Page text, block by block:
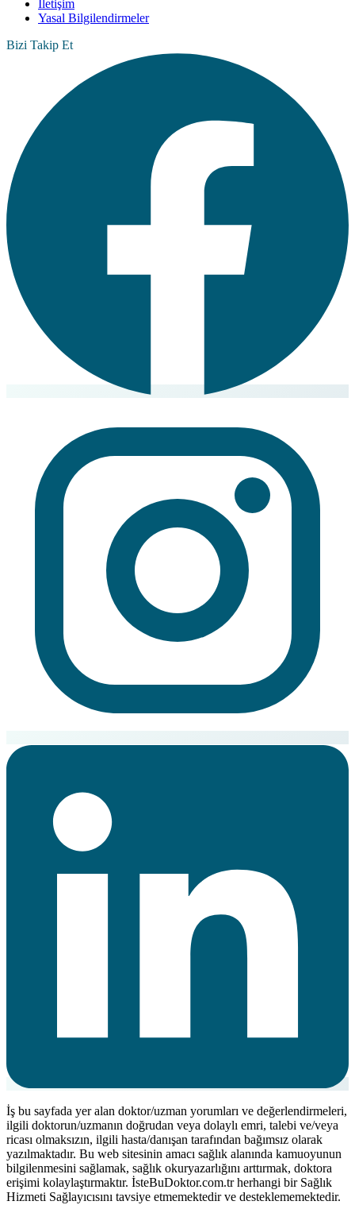
İletişim
Yasal Bilgilendirmeler
Bizi Takip Et
İş bu sayfada yer alan doktor/uzman yorumları ve değerlendirmeleri,
ilgili doktorun/uzmanın doğrudan veya dolaylı emri, talebi ve/veya
ricası olmaksızın, ilgili hasta/danışan tarafından bağımsız olarak
yazılmaktadır. Bu web sitesinin amacı sağlık alanında kamuoyunun
bilgilenmesini sağlamak, sağlık okuryazarlığını arttırmak, doktora
erişimi kolaylaştırmaktır. İsteBuDoktor.com.tr herhangi bir Sağlık
Hizmeti Sağlayıcısını tavsiye etmemektedir ve desteklememektedir.